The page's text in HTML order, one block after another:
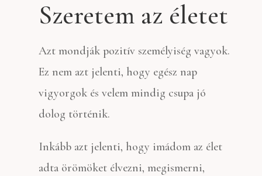
Szeretem az életet
Azt mondják pozitív személyiség vagyok.
Ez nem azt jelenti, hogy egész nap
vigyorgok és velem mindig csupa jó
dolog történik.
Inkább azt jelenti, hogy imádom az élet
adta örömöket élvezni, megismerni,